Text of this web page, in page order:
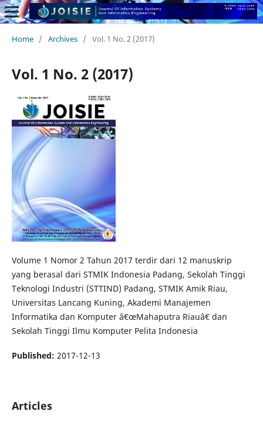
Home / Archives / Vol. 1 No. 2 (2017)
Vol. 1 No. 2 (2017)
Volume 1 Nomor 2 Tahun 2017 terdir dari 12 manuskrip
yang berasal dari STMIK Indonesia Padang, Sekolah Tinggi
Teknologi Industri (STTIND) Padang, STMIK Amik Riau,
Universitas Lancang Kuning, Akademi Manajemen
Informatika dan Komputer â€œMahaputra Riauâ€ dan
Sekolah Tinggi Ilmu Komputer Pelita Indonesia
Published: 2017-12-13
Articles